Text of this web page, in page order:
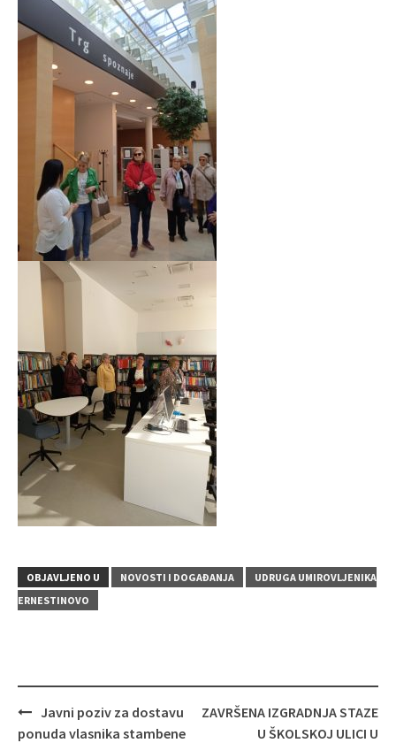
OBJAVLJENO U NOVOSTI I DOGAĐANJA
UDRUGA UMIROVLJENIKA
ERNESTINOVO
Navigacija
objava
Javni poziv za dostavu
ponuda vlasnika stambene
ZAVRŠENA IZGRADNJA STAZE
U ŠKOLSKOJ ULICI U